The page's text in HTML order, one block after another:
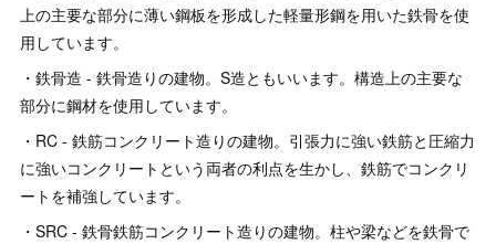
上の主要な部分に薄い鋼板を形成した軽量形鋼を用いた鉄骨を使
用しています。
・鉄骨造 - 鉄骨造りの建物。S造ともいいます。構造上の主要な
部分に鋼材を使用しています。
・RC - 鉄筋コンクリート造りの建物。引張力に強い鉄筋と圧縮力
に強いコンクリートという両者の利点を生かし、鉄筋でコンクリ
ートを補強しています。
・SRC - 鉄骨鉄筋コンクリート造りの建物。柱や梁などを鉄骨で